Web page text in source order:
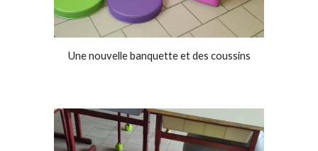
Une nouvelle banquette et des coussins